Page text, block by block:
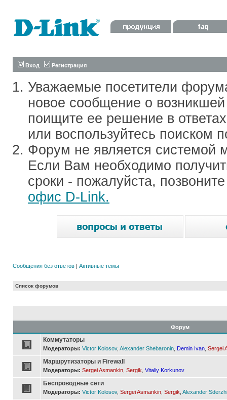
Вход Регистрация
Уважаемые посетители
новое сообщение о
поищите ее решение в
или воспользуйтесь поиском
Форум не является системой
Если Вам необходимо
сроки - пожалуйста,
офис D-Link.
Сообщения без ответов | Активные темы
Список форумов
Форум
Коммутаторы
Модераторы: Victor Kolosov, Alexander Shebaronin Demin Ivan Sergei
Маршрутизаторы и Firewall
Модераторы: Sergei Asmankin Sergik Vitaliy Korkunov
Беспроводные сети
Модераторы: Victor Kolosov, Sergei Asmankin Sergik Alexander